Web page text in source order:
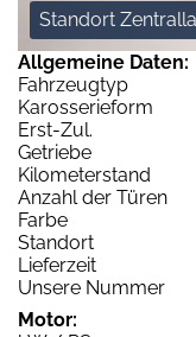
Standort
Allgemeine Daten:
Fahrzeugtyp
Karosserieform
Erst-Zul.
Getriebe
Kilometerstand
Anzahl der Türen
Farbe
Standort
Lieferzeit
Unsere Nummer
Motor: